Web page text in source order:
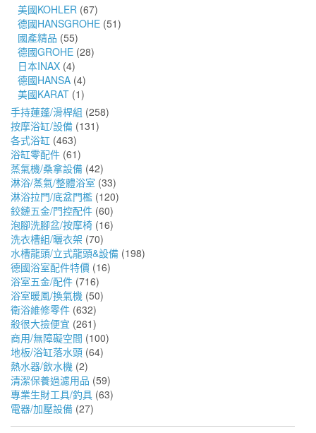
美國KOHLER (67)
德國HANSGROHE (51)
國產精品 (55)
德國GROHE (28)
日本INAX (4)
德國HANSA (4)
美國KARAT (1)
手持蓮蓬/滑桿組 (258)
按摩浴缸/設備 (131)
各式浴缸 (463)
浴缸零配件 (61)
蒸氣機/桑拿設備 (42)
淋浴/蒸氣/整體浴室 (33)
淋浴拉門/底盆門檻 (120)
鉸鏈五金/門控配件 (60)
泡腳洗腳盆/按摩椅 (16)
洗衣槽組/曬衣架 (70)
水槽龍頭/立式龍頭&設備 (198)
德國浴室配件特價 (16)
浴室五金/配件 (716)
浴室暖風/換氣機 (50)
衛浴維修零件 (632)
殺很大撿便宜 (261)
商用/無障礙空間 (100)
地板/浴缸落水頭 (64)
熱水器/飲水機 (2)
清潔保養過濾用品 (59)
專業生財工具/釣具 (63)
電器/加壓設備 (27)